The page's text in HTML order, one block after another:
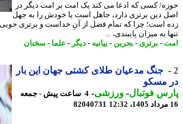
کسی که ادعا می کند یک امت بر امت دیگر در
دین برتری دارد، جاهل است یا خودش را به جهل
است؛ چرا که تمام فضل از آنِ خداست و برتری جویی میان
به میزان پایبندی، ...
-برتری - بحرین- بیانیه-دیگر -علما -سخنان
جنگ مدعیان طلای کشتی جهان این بار
مسکو
فوتبال-ورزشی-
4 ساعت پیش - جمعه
82040731